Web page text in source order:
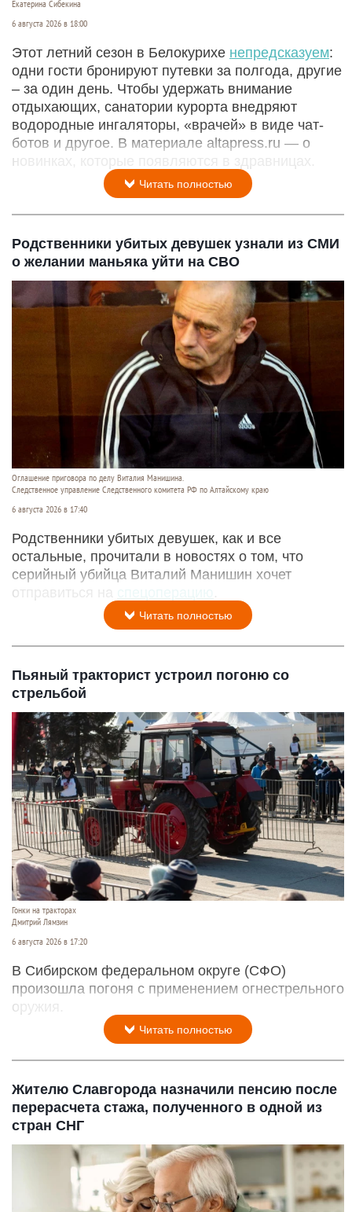
Екатерина Сибекина
6 августа 2026 в 18:00
Этот летний сезон в Белокурихе непредсказуем:
одни гости бронируют путевки за полгода, другие
– за один день. Чтобы удержать внимание
отдыхающих, санатории курорта внедряют
водородные ингаляторы, «врачей» в виде чат-
ботов и другое. В материале altapress.ru — о
новинках, которые появляются в здравницах.
Читать полностью
Родственники убитых девушек узнали из СМИ
о желании маньяка уйти на СВО
Оглашение приговора по делу Виталия Манишина.
Следственное управление Следственного комитета РФ по Алтайскому краю
6 августа 2026 в 17:40
Родственники убитых девушек, как и все
остальные, прочитали в новостях о том, что
серийный убийца Виталий Манишин хочет
отправиться на
Читать полностью
Пьяный тракторист устроил погоню со
стрельбой
Гонки на тракторах
Дмитрий Лямзин
6 августа 2026 в 17:20
В Сибирском федеральном округе (СФО)
произошла погоня с применением огнестрельного
оружия.
Читать полностью
Жителю Славгорода назначили пенсию после
перерасчета стажа, полученного в одной из
стран СНГ